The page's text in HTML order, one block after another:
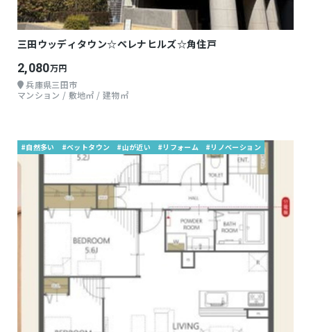
三田ウッディタウン☆ペレナヒルズ☆角住戸
2,080万円
兵庫県三田市
マンション / 敷地㎡ / 建物㎡
#自然多い #ベットタウン #山が近い #リフォーム #リノベーション